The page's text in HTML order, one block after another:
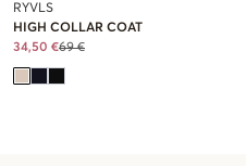
RYVLS
HIGH COLLAR COAT
34,50 €69 €